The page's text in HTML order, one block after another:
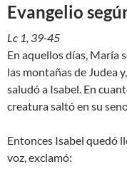
Evangelio
Lc 1, 39-45
En aquellos días, María
las montañas de Judea
saludó a Isabel. En
creatura saltó en su
Entonces Isabel quedó
voz, exclamó: